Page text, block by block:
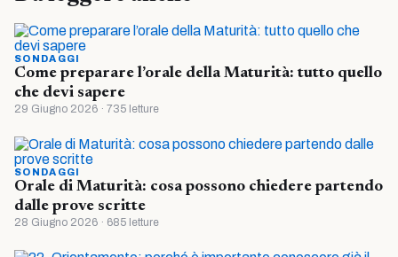
SONDAGGI
Come preparare l’orale della Maturità: tutto quello
che devi sapere
29 Giugno 2026 · 735 letture
SONDAGGI
Orale di Maturità: cosa possono chiedere partendo
dalle prove scritte
28 Giugno 2026 · 685 letture